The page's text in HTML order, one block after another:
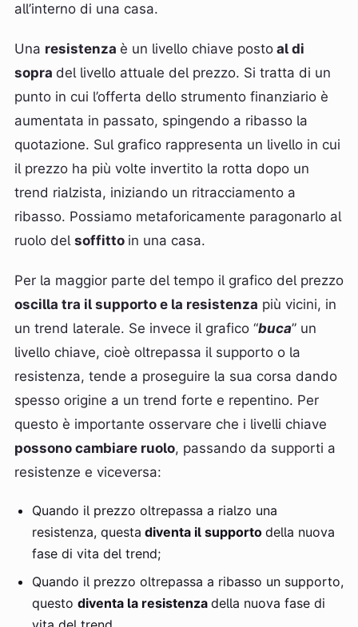
all’interno di una casa.
Una resistenza è un livello chiave posto al di
sopra del livello attuale del prezzo. Si tratta di un
punto in cui l’offerta dello strumento finanziario è
aumentata in passato, spingendo a ribasso la
quotazione. Sul grafico rappresenta un livello in cui
il prezzo ha più volte invertito la rotta dopo un
trend rialzista, iniziando un ritracciamento a
ribasso. Possiamo metaforicamente paragonarlo al
ruolo del soffitto in una casa.
Per la maggior parte del tempo il grafico del prezzo
oscilla tra il supporto e la resistenza più vicini, in
un trend laterale. Se invece il grafico “buca” un
livello chiave, cioè oltrepassa il supporto o la
resistenza, tende a proseguire la sua corsa dando
spesso origine a un trend forte e repentino. Per
questo è importante osservare che i livelli chiave
possono cambiare ruolo, passando da supporti a
resistenze e viceversa:
Quando il prezzo oltrepassa a rialzo una
resistenza, questa diventa il supporto della nuova
fase di vita del trend;
Quando il prezzo oltrepassa a ribasso un supporto,
questo diventa la resistenza della nuova fase di